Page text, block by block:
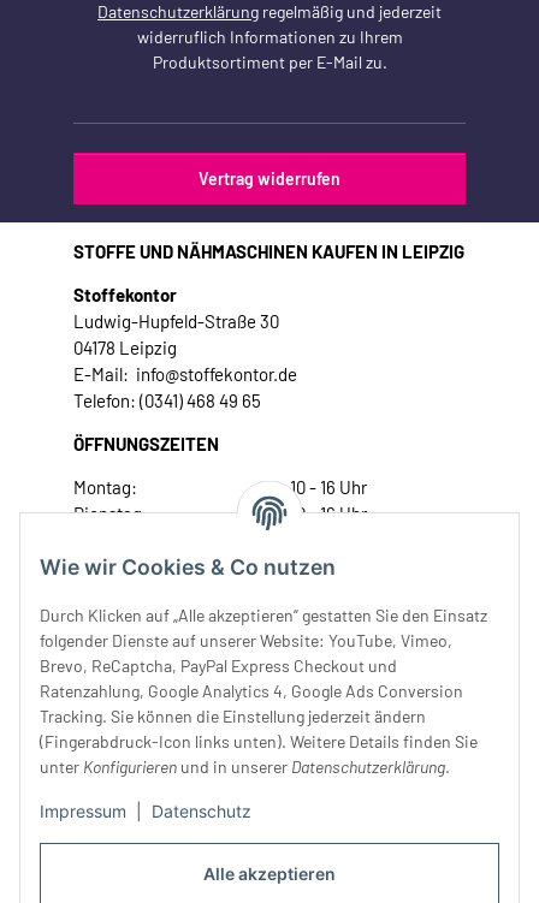
Alle akzeptieren
Wie wir Cookies & Co nutzen
Durch Klicken auf „Alle akzeptieren“ gestatten Sie den Einsatz
folgender Dienste auf unserer Website: YouTube, Vimeo,
Brevo, ReCaptcha, PayPal Express Checkout und
Ratenzahlung, Google Analytics 4, Google Ads Conversion
Tracking. Sie können die Einstellung jederzeit ändern
(Fingerabdruck-Icon links unten). Weitere Details finden Sie
unter Konfigurieren und in unserer Datenschutzerklärung.
Impressum Datenschutz
Datenschutzerklärung regelmäßig und jederzeit
widerruflich Informationen zu Ihrem
Produktsortiment per E-Mail zu.
Vertrag widerrufen
STOFFE UND NÄHMASCHINEN KAUFEN IN LEIPZIG
Stoffekontor
Ludwig-Hupfeld-Straße 30
04178 Leipzig
E-Mail: info@stoffekontor.de
Telefon: (0341) 468 49 65
ÖFFNUNGSZEITEN
Montag:
10 - 16 Uhr
Dienstag:
10 - 16 Uhr
Donnerstag:
10 - 18 Uhr
Samstag:
10 - 14 Uhr
Unser Service
Rechtliches